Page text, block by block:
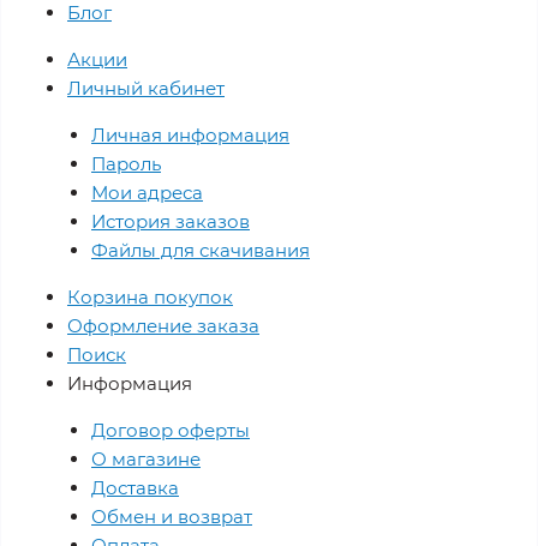
Блог
Акции
Личный кабинет
Личная информация
Пароль
Мои адреса
История заказов
Файлы для скачивания
Корзина покупок
Оформление заказа
Поиск
Информация
Договор оферты
О магазине
Доставка
Обмен и возврат